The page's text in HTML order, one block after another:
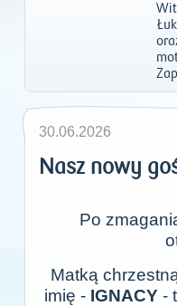
30.06.2026
Nasz nowy
Po
Matką
imię -IGNACY-